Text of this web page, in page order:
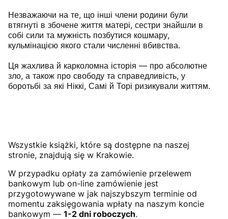
Незважаючи на те, що інші члени родини були
втягнуті в збочене життя матері, сестри знайшли в
собі сили та мужність позбутися кошмару,
кульмінацією якого стали численні вбивства.
Ця жахлива й карколомна історія — про абсолютне
зло, а також про свободу та справедливість, у
боротьбі за які Ніккі, Самі й Торі ризикували життям.
Wszystkie książki, które są dostępne na naszej
stronie, znajdują się w Krakowie.
W przypadku opłaty za zamówienie przelewem
bankowym lub on-line zamówienie jest
przygotowywane w jak najszybszym terminie od
momentu zaksięgowania wpłaty na naszym koncie
bankowym — 1-2 dni roboczych.